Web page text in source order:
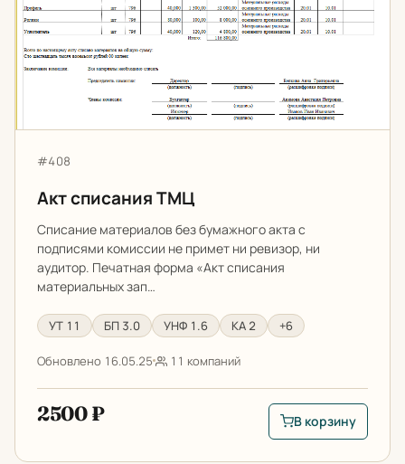
Артикул:
#408
Акт списания ТМЦ
Списание материалов без бумажного акта с
подписями комиссии не примет ни ревизор, ни
аудитор. Печатная форма «Акт списания
материальных зап…
УТ 11 БП 3.0 УНФ 1.6 КА 2 +6
Обновлено 16.05.25 11 компаний
2500 ₽
В корзину: Акт
В корзину